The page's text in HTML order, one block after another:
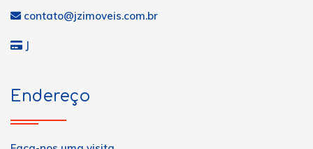
contato@jzimoveis.com.br
J
Endereço